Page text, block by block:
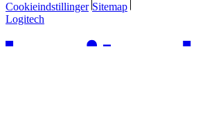
Cookieindstillinger Sitemap
Logitech